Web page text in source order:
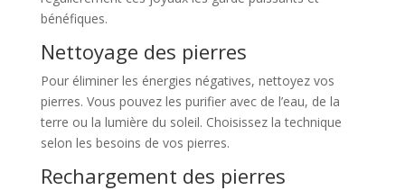
bénéfiques.
Nettoyage des pierres
Pour éliminer les énergies négatives, nettoyez vos
pierres. Vous pouvez les purifier avec de l’eau, de la
terre ou la lumière du soleil. Choisissez la technique
selon les besoins de vos pierres.
Rechargement des pierres